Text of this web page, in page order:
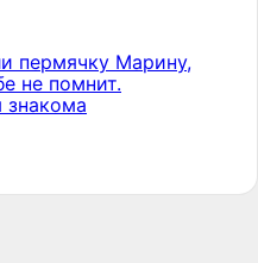
пермячку Марину,
не помнит.
знакома